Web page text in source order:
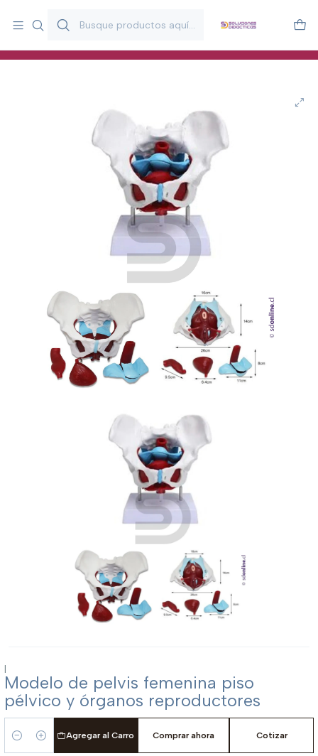
y estimulación infantil en Chile.
Especialistas en recursos educativos para aulas, terapeutas y
|
Modelo de pelvis femenina piso
pélvico y órganos reproductores
Cantidad
Agregar al Carro Comprar ahora Cotizar